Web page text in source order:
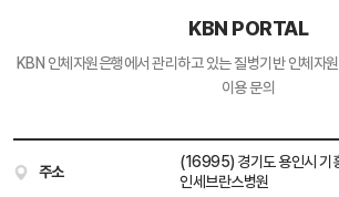
KBN PORTAL
KBN 인체자원은행에서 관리하고 있는질병기반 인체자
이용 문의
주소
(16995) 경기도 용인시 기
인세브란스병원